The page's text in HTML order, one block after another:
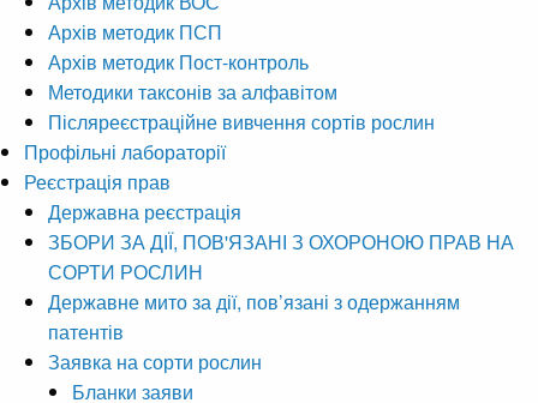
Архів методик ПСП
Архів методик Пост-контроль
Методики таксонів за алфавітом
Післяреєстраційне вивчення сортів рослин
Профільні лабораторії
Реєстрація прав
Державна реєстрація
ЗБОРИ ЗА ДІЇ, ПОВ'ЯЗАНІ З ОХОРОНОЮ ПРАВ НА
СОРТИ РОСЛИН
Державне мито за дії, пов’язані з одержанням
патентів
Заявка на сорти рослин
Бланки заяви